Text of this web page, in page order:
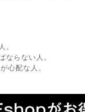
。
ならない人。
心配な人。